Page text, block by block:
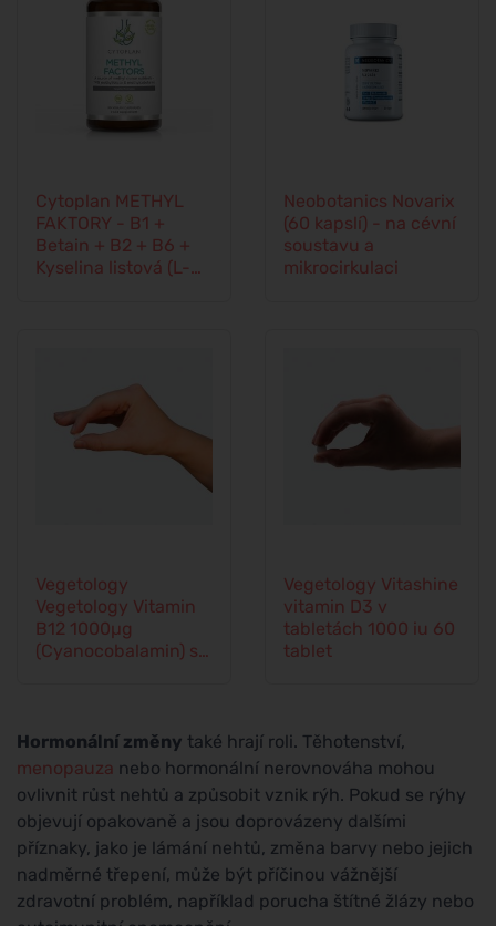
Cytoplan METHYL
FAKTORY - B1 +
Betain + B2 + B6 +
Kyselina listová (L-
Neobotanics Novarix
(60 kapslí) - na cévní
soustavu a
mikrocirkulaci
Vegetology
Vegetology Vitamin
B12 1000µg
(Cyanocobalamin) s
Vegetology Vitashine
vitamin D3 v
tabletách 1000 iu 60
tablet
Hormonální změny také hrají roli. Těhotenství,
menopauza nebo hormonální nerovnováha mohou
ovlivnit růst nehtů a způsobit vznik rýh. Pokud se rýhy
objevují opakovaně a jsou doprovázeny dalšími
příznaky, jako je lámání nehtů, změna barvy nebo jejich
nadměrné třepení, může být příčinou vážnější
zdravotní problém, například porucha štítné žlázy nebo